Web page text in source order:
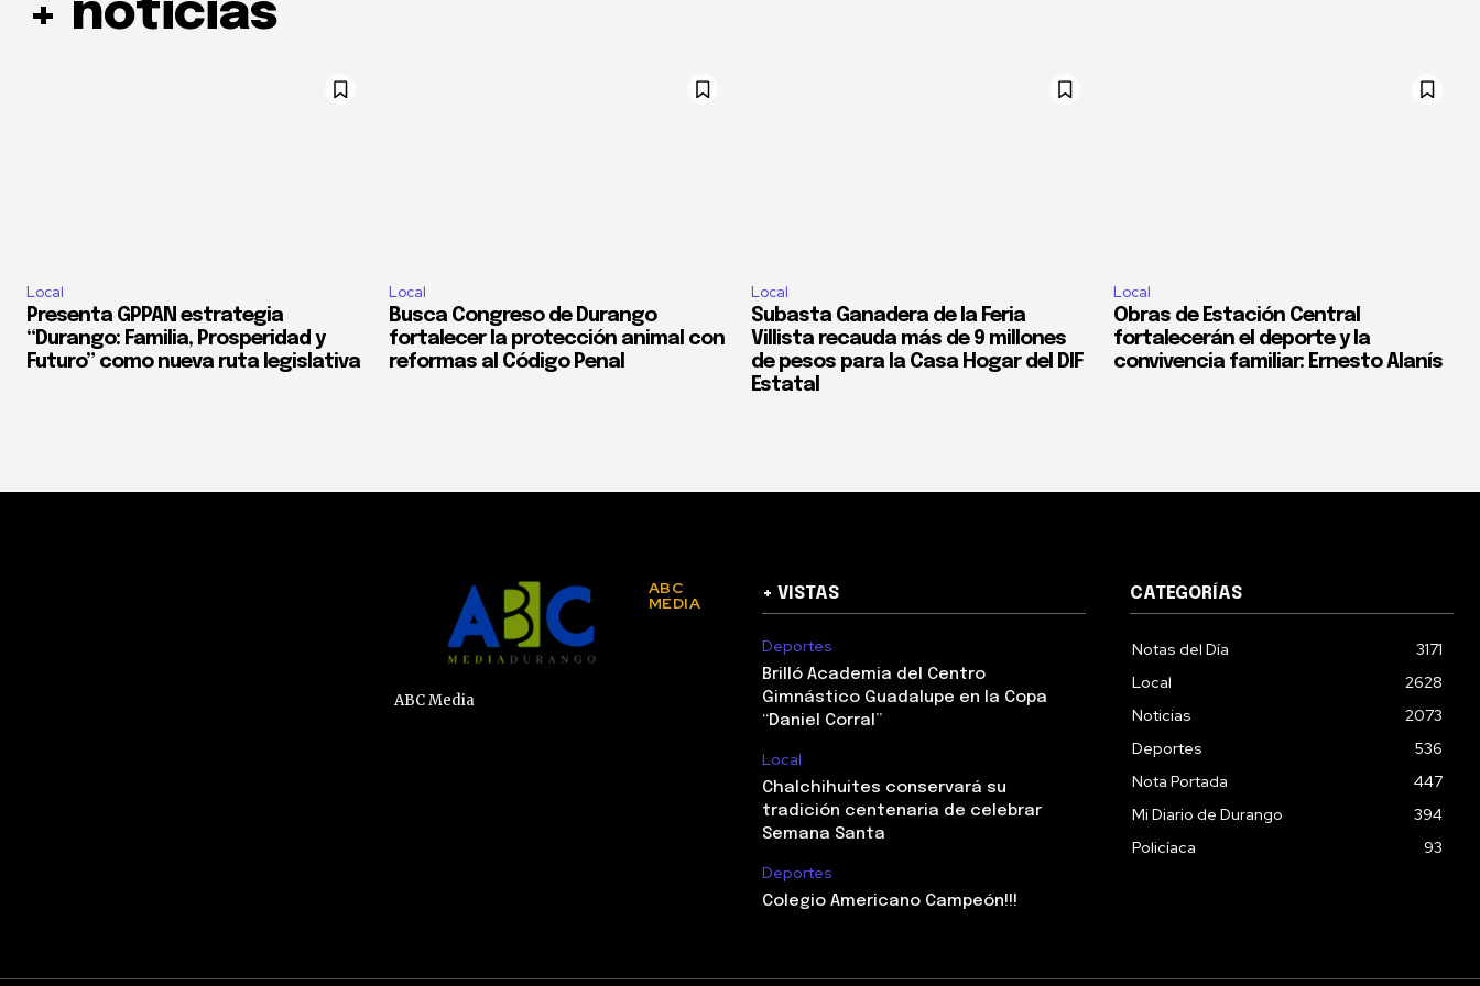
+ noticias
Local
Presenta GPPAN estrategia
“Durango: Familia, Prosperidad y
Futuro” como nueva ruta legislativa
Local
Busca Congreso de Durango
fortalecer la protección animal con
reformas al Código Penal
Local
Subasta Ganadera de la Feria
Villista recauda más de 9 millones
de pesos para la Casa Hogar del DIF
Estatal
Local
Obras de Estación Central
fortalecerán el deporte y la
convivencia familiar: Ernesto Alanís
ABC
MEDIA
ABC Media
+ VISTAS
Deportes
Brilló Academia del Centro
Gimnástico Guadalupe en la Copa
“Daniel Corral”
Local
Chalchihuites conservará su
tradición centenaria de celebrar
Semana Santa
Deportes
Colegio Americano Campeón!!!
CATEGORÍAS
Notas del Día
3171
Local
2628
Noticias
2073
Deportes
536
Nota Portada
447
Mi Diario de Durango
394
Policíaca
93